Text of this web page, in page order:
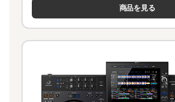
商品を見る